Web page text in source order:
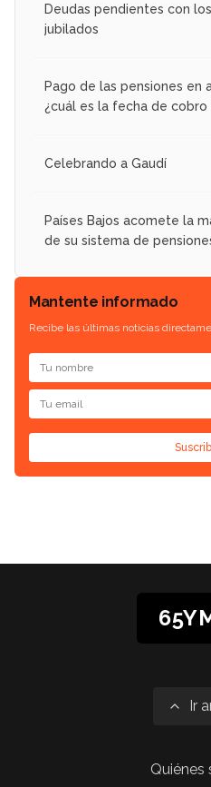
Deudas pendientes con
jubilados
Pago de las pensiones en
¿cuál es la fecha de cobro
Celebrando a Gaudí
Países Bajos acomete la
de su sistema de
Mantente informado
Recibe las últimas noticias
Ir
Quiénes